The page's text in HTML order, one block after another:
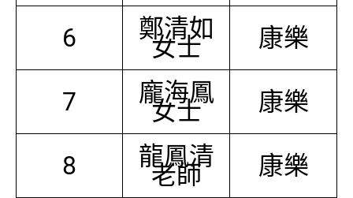
6 鄭清如
女士 康樂
7 龐海鳳
女士 康樂
8 龍鳳清
老師 康樂